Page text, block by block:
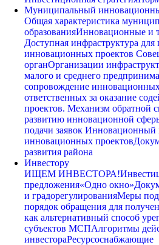
Муниципальный
Общая характеристика
образованияИнновационные и
Доступная инфраструктура для
инновационных проектов
органОрганизации
малого и среднего
сопровождение
ответственных за оказание
проектов. Механизм обратной
развитию инновационной
подачи заявок Инновационный
инновационных проектов
развития района
Инвестору
ИЩЕМ ИНВЕСТОРА!
предложения«Одно окно»
и градорегулированияМеры
порядок обращения для
как альтернативный способ
субъектов МСПАлгоритмы
инвестораРесурсоснабжающие